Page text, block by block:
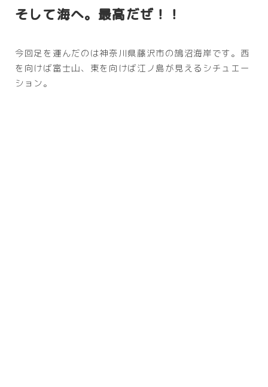
そして海へ。最高だぜ！！
今回足を運んだのは神奈川県藤沢市の鵠沼海岸です。西
を向けば富士山、東を向けば江ノ島が見えるシチュエー
ション。